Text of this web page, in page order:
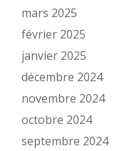
mars 2025
février 2025
janvier 2025
décembre 2024
novembre 2024
octobre 2024
septembre 2024